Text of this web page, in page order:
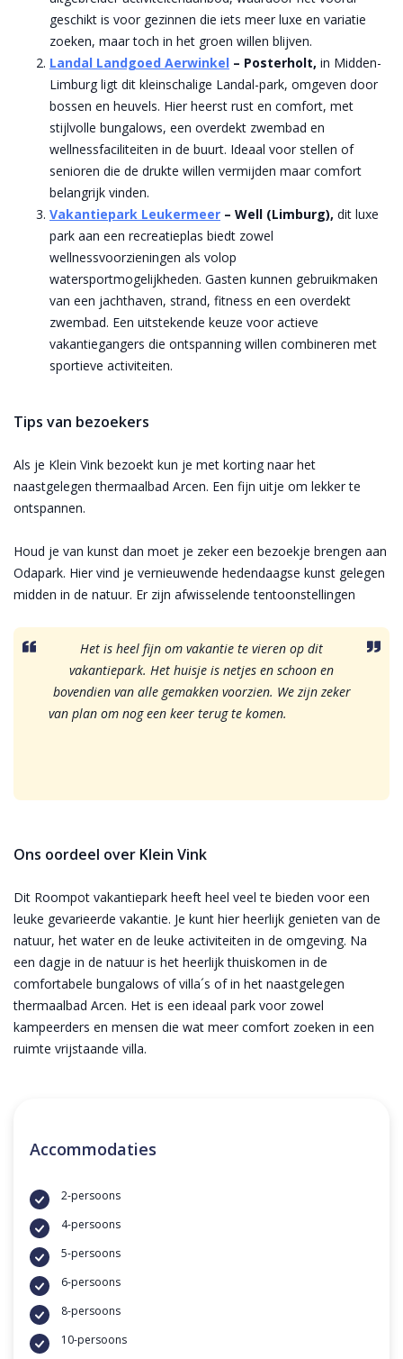
geschikt is voor gezinnen die iets meer luxe en variatie
zoeken, maar toch in het groen willen blijven.
Landal Landgoed Aerwinkel – Posterholt, in Midden-
Limburg ligt dit kleinschalige Landal-park, omgeven door
bossen en heuvels. Hier heerst rust en comfort, met
stijlvolle bungalows, een overdekt zwembad en
wellnessfaciliteiten in de buurt. Ideaal voor stellen of
senioren die de drukte willen vermijden maar comfort
belangrijk vinden.
Vakantiepark Leukermeer – Well (Limburg), dit luxe
park aan een recreatieplas biedt zowel
wellnessvoorzieningen als volop
watersportmogelijkheden. Gasten kunnen gebruikmaken
van een jachthaven, strand, fitness en een overdekt
zwembad. Een uitstekende keuze voor actieve
vakantiegangers die ontspanning willen combineren met
sportieve activiteiten.
Tips van bezoekers
Als je Klein Vink bezoekt kun je met korting naar het
naastgelegen thermaalbad Arcen. Een fijn uitje om lekker te
ontspannen.
Houd je van kunst dan moet je zeker een bezoekje brengen aan
Odapark. Hier vind je vernieuwende hedendaagse kunst gelegen
midden in de natuur. Er zijn afwisselende tentoonstellingen
Het is heel fijn om vakantie te vieren op dit
vakantiepark. Het huisje is netjes en schoon en
bovendien van alle gemakken voorzien. We zijn zeker
van plan om nog een keer terug te komen.
Ons oordeel over Klein Vink
Dit Roompot vakantiepark heeft heel veel te bieden voor een
leuke gevarieerde vakantie. Je kunt hier heerlijk genieten van de
natuur, het water en de leuke activiteiten in de omgeving. Na
een dagje in de natuur is het heerlijk thuiskomen in de
comfortabele bungalows of villa´s of in het naastgelegen
thermaalbad Arcen. Het is een ideaal park voor zowel
kampeerders en mensen die wat meer comfort zoeken in een
ruimte vrijstaande villa.
Accommodaties
2-persoons
4-persoons
5-persoons
6-persoons
8-persoons
10-persoons